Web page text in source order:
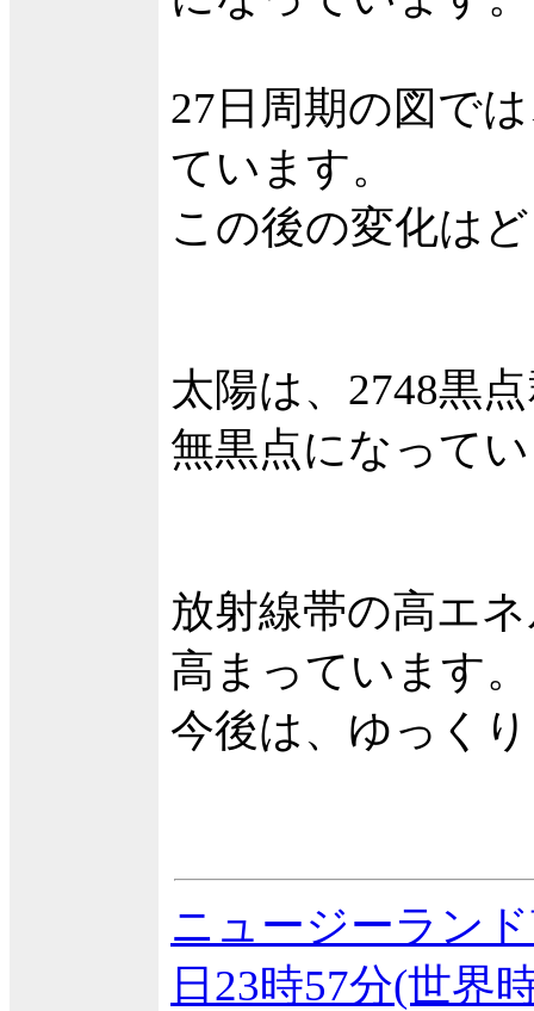
27日周期の図で
ています。
この後の変化は
太陽は、2748黒
無黒点になって
放射線帯の高エ
高まっています。
今後は、ゆっく
ニュージーラン
日23時57分(世界